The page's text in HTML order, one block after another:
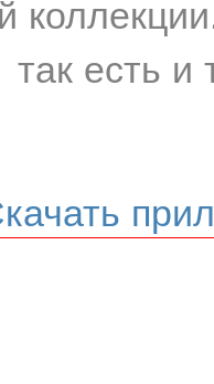
так есть и